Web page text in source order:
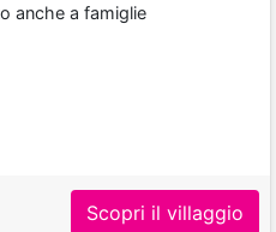
anche a famiglie
Scopri il villaggio